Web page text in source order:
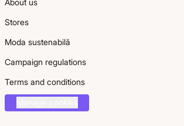
Stores
Moda sustenabilă
Campaign regulations
Terms and conditions